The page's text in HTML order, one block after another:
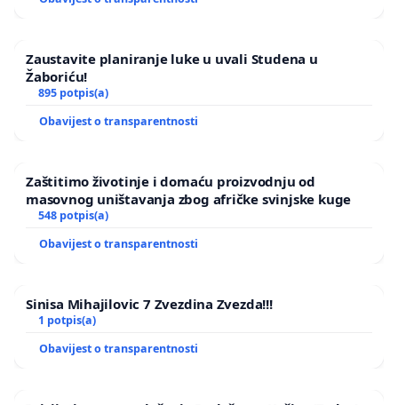
Zaustavite planiranje luke u uvali Studena u
Žaboriću!
895 potpis(a)
Obavijest o transparentnosti
Zaštitimo životinje i domaću proizvodnju od
masovnog uništavanja zbog afričke svinjske kuge
548 potpis(a)
Obavijest o transparentnosti
Sinisa Mihajilovic 7 Zvezdina Zvezda!!!
1 potpis(a)
Obavijest o transparentnosti